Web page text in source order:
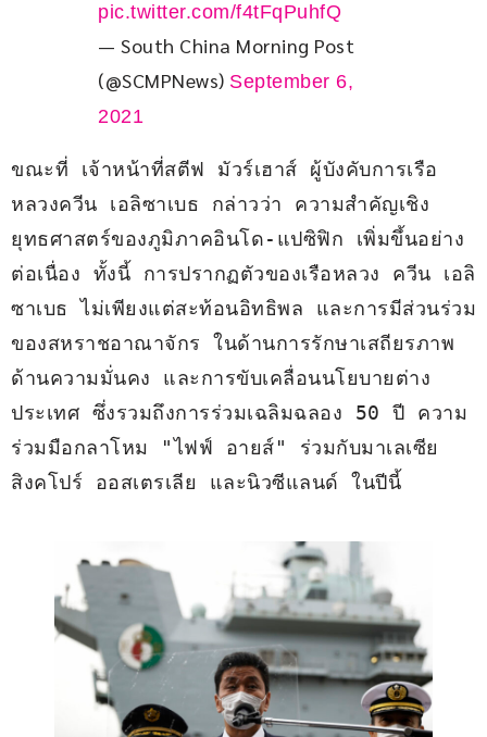
pic.twitter.com/f4tFqPuhfQ
— South China Morning Post
(@SCMPNews) September 6,
2021
ขณะที่ เจ้าหน้าที่สตีฟ มัวร์เฮาส์ ผู้บังคับการเรือ
หลวงควีน เอลิซาเบธ กล่าวว่า ความสำคัญเชิง
ยุทธศาสตร์ของภูมิภาคอินโด-แปซิฟิก เพิ่มขึ้นอย่าง
ต่อเนื่อง ทั้งนี้ การปรากฏตัวของเรือหลวง ควีน เอลิ
ซาเบธ ไม่เพียงแต่สะท้อนอิทธิพล และการมีส่วนร่วม
ของสหราชอาณาจักร ในด้านการรักษาเสถียรภาพ
ด้านความมั่นคง และการขับเคลื่อนนโยบายต่าง
ประเทศ ซึ่งรวมถึงการร่วมเฉลิมฉลอง 50 ปี ความ
ร่วมมือกลาโหม "ไฟฟ์ อายส์" ร่วมกับมาเลเซีย
สิงคโปร์ ออสเตรเลีย และนิวซีแลนด์ ในปีนี้